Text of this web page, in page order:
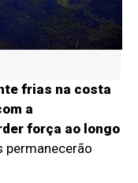
frias na costa
a
força ao longo
permanecerão